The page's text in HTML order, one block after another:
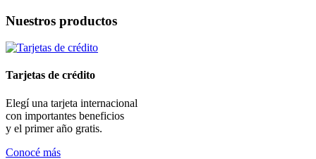
Nuestros productos
Tarjetas de crédito
Elegí una tarjeta internacional
con importantes beneficios
y el primer año gratis.
Conocé más